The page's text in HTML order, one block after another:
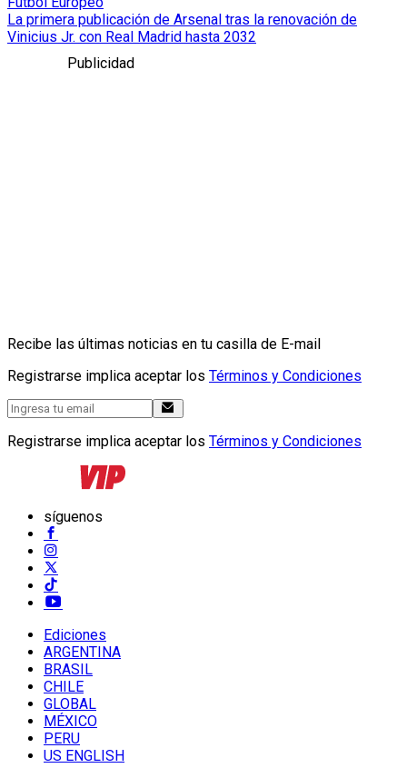
La primera publicación de Arsenal tras la renovación de
Vinicius Jr. con Real Madrid hasta 2032
Publicidad
Recibe las últimas noticias en tu casilla de E-mail
Registrarse implica aceptar los Términos y Condiciones
Registrarse implica aceptar los Términos y Condiciones
síguenos
Ediciones
ARGENTINA
BRASIL
CHILE
GLOBAL
MÉXICO
PERU
US ENGLISH